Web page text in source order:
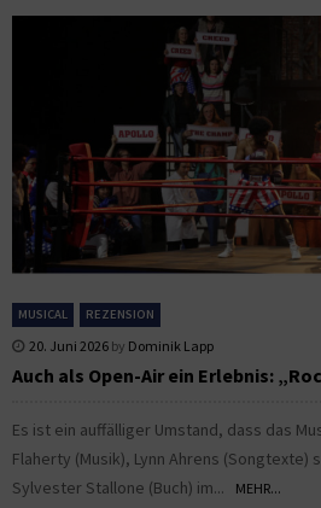
MUSICAL REZENSION
20. Juni 2026 by Dominik Lapp
Auch als Open-Air ein Erlebnis:
Es ist ein auffälliger Umstand, dass das
Flaherty (Musik), Lynn Ahrens (Songtexte)
Sylvester Stallone (Buch) im...
MEHR...